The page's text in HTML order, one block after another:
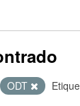
ODT